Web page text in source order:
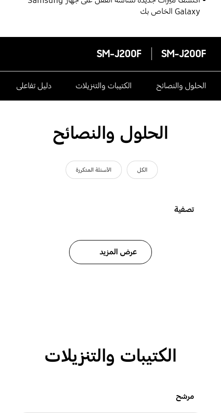
Galaxy الخاص بك
SM-J200F
SM-J200F
الحلول والنصائح الكتيبات والتنزيلات دليل تفاعلى
الحلول والنصائح
الكل الأسئلة المتكررة
تصفية
عرض المزيد
الكتيبات والتنزيلات
مرشح